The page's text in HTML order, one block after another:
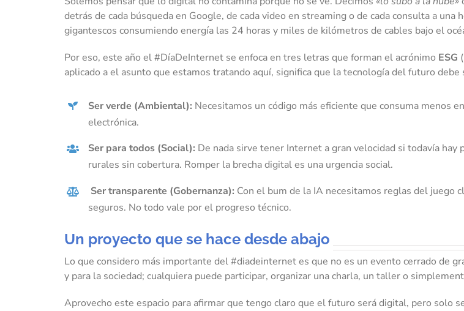
detrás de cada búsqueda en Google, de cada video en streaming o de cada consulta a
gigantescos consumiendo energía las 24 horas y miles de kilómetros de cables bajo el
Por eso, este año el #DíaDeInternet se enfoca en tres letras que forman el acrónimo ESG
aplicado a el asunto que estamos tratando aquí, significa que la tecnología del futuro
Ser verde (Ambiental): Necesitamos un código más eficiente que consuma menos
electrónica.
Ser para todos (Social): De nada sirve tener Internet a gran velocidad si todavía
rurales sin cobertura. Romper la brecha digital es una urgencia social.
️ Ser transparente (Gobernanza): Con el bum de la IA necesitamos reglas del juego
seguros. No todo vale por el progreso técnico.
Un proyecto que se hace desde abajo
Lo que considero más importante del #diadeinternet es que no es un evento cerrado de
y para la sociedad; cualquiera puede participar, organizar una charla, un taller o
Aprovecho este espacio para afirmar que tengo claro que el futuro será digital, pero solo